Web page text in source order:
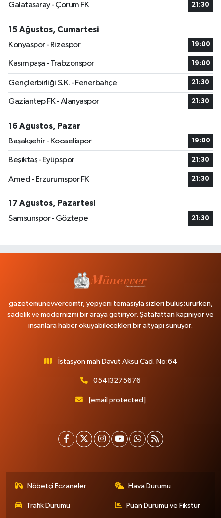
Galatasaray - Çorum FK
21:30
15 Ağustos, Cumartesi
Konyaspor - Rizespor
19:00
Kasımpaşa - Trabzonspor 19:00
Gençlerbirliği S.K. - Fenerbahçe 21:30
Gaziantep FK - Alanyaspor 21:30
16 Ağustos, Pazar
Başakşehir - Kocaelispor
19:00
Beşiktaş - Eyüpspor 21:30
Amed - Erzurumspor FK 21:30
17 Ağustos, Pazartesi
Samsunspor - Göztepe
21:30
gazetemunevvercomtr, yepyeni temasıyla sizleri buluştururken,
sadelik ve modernizmi bir araya getiriyor. Şatafattan kaçınıyor ve
insanlara haber okuyabilecekleri bir altyapı sunuyor.
İstasyon mah Davut Aksu Cad. No:64
05413275676
[email protected]
Nöbetçi Eczaneler Hava Durumu
Trafik Durumu Puan Durumu ve Fikstür